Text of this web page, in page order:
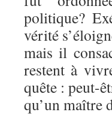
politique?
vérité
mais il
restent à
quête : peut-
qu’un maître